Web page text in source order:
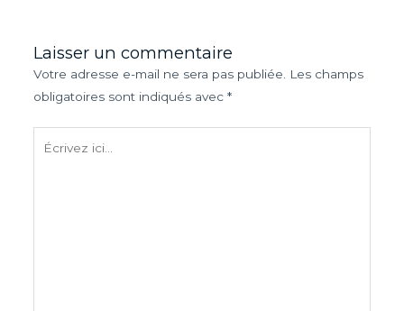
Laisser un commentaire
Votre adresse e-mail ne sera pas publiée.
Les champs
obligatoires sont indiqués avec *